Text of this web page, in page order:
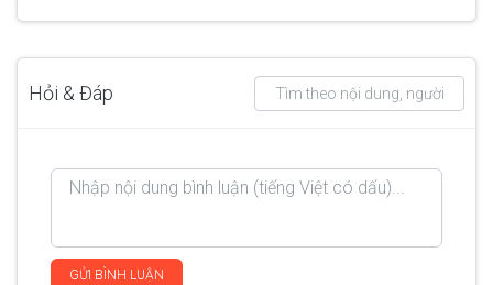
Hỏi & Đáp
GỬI BÌNH LUẬN